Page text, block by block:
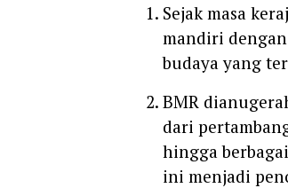
Sejak masa
mandiri
budaya yang
BMR
dari
hingga
ini menjadi